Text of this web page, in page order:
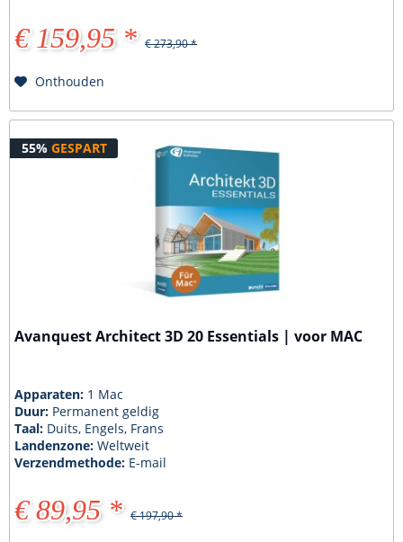
€ 159,95 * € 273,90 *
Onthouden
55% GESPART
Avanquest Architect 3D 20 Essentials | voor MAC
Apparaten: 1 Mac
Duur: Permanent geldig
Taal: Duits, Engels, Frans
Landenzone:Weltweit
Verzendmethode: E-mail
€ 89,95 * € 197,90 *